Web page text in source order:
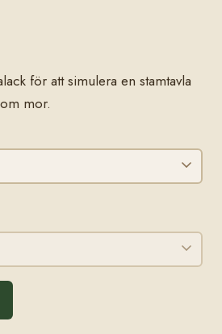
för att simulera en stamtavla
mor.